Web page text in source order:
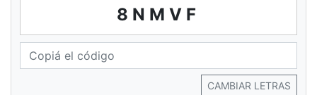
8NMVF
CAMBIAR LETRAS